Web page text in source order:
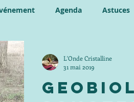
Agenda Astuces
L'Onde Cristalline
31 mai 2019